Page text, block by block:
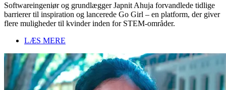
Softwareingeniør og grundlægger Japnit Ahuja forvandlede tidlige
barrierer til inspiration og lancerede Go Girl – en platform, der giver
flere muligheder til kvinder inden for STEM-områder.
LÆS MERE